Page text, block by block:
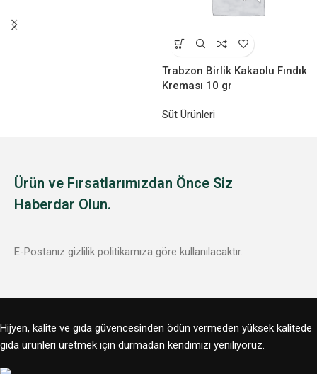
Trabzon Birlik Kakaolu Fındık
Kreması 10 gr
Süt Ürünleri
Ürün ve Fırsatlarımızdan Önce Siz
Haberdar Olun.
E-Postanız gizlilik politikamıza göre kullanılacaktır.
Hijyen, kalite ve gıda güvencesinden ödün vermeden yüksek kalitede
gıda ürünleri üretmek için durmadan kendimizi yeniliyoruz.